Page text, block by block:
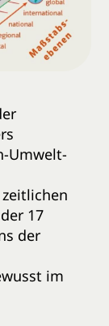
Umwelt-
17
der
im